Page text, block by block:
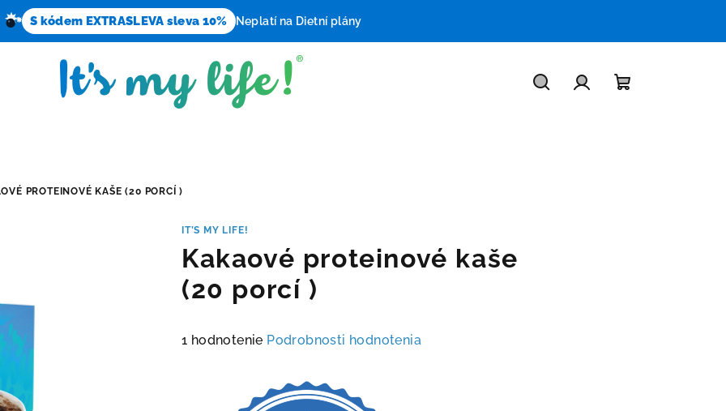
S kódem EXTRASLEVA sleva 10% Neplatí na Dietní plány
PROTEINOVÉ KAŠE (20 PORCÍ )
IT’S MY LIFE!
Kakaové proteinové kaše
(20 porcí )
Priemerné
1 hodnotenie Podrobnosti hodnotenia